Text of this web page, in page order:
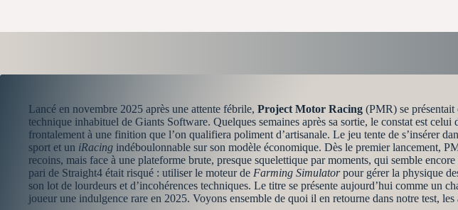
Lancé en novembre 2025 après une attente fébrile, Project Motor Racing (PMR) se présentait
technique inhabituel de Giants Software. Quelques semaines après sa sortie, le constat est
frontalement à une finition que l’on qualifiera poliment d’artisanale. Le jeu tente de s’insérer
sport et un iRacing indéboulonnable sur son modèle économique. Dès le premier lancement,
recoins, mais face à une plateforme brute, presque squelettique par moments, qui semble
pari de Straight4 était risqué : utiliser le moteur de Farming Simulatorpour gérer la physique
son lot de lourdeurs et d’incohérences techniques. Le titre se présente aujourd’hui comme un
joueur une indulgence rare en 2025. Voyons ensemble de quoi il en retourne dans notre test, les